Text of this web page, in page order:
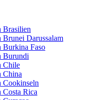
Brasilien
Darussalam
Burkina Faso
Burundi
Chile
China
Cookinseln
Rica